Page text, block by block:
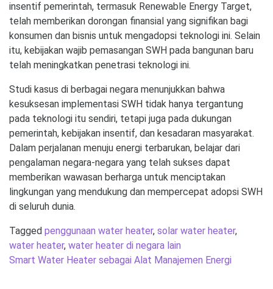
insentif pemerintah, termasuk Renewable Energy Target,
telah memberikan dorongan finansial yang signifikan bagi
konsumen dan bisnis untuk mengadopsi teknologi ini. Selain
itu, kebijakan wajib pemasangan SWH pada bangunan baru
telah meningkatkan penetrasi teknologi ini.
Studi kasus di berbagai negara menunjukkan bahwa
kesuksesan implementasi SWH tidak hanya tergantung
pada teknologi itu sendiri, tetapi juga pada dukungan
pemerintah, kebijakan insentif, dan kesadaran masyarakat.
Dalam perjalanan menuju energi terbarukan, belajar dari
pengalaman negara-negara yang telah sukses dapat
memberikan wawasan berharga untuk menciptakan
lingkungan yang mendukung dan mempercepat adopsi SWH
di seluruh dunia.
Tagged penggunaan water heater, solar water heater,
water heater, water heater di negara lain
Post
Smart Water Heater sebagai Alat Manajemen Energi